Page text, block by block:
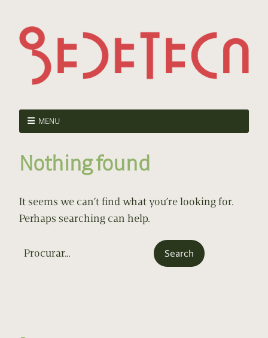
MENU
Nothing found
It seems we can’t find what you’re looking for.
Perhaps searching can help.